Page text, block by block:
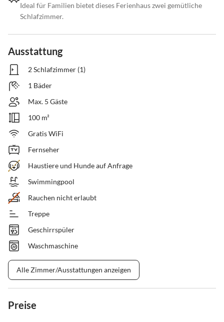
Ideal für Familien bietet dieses Ferienhaus zwei gemütliche
Schlafzimmer.
Ausstattung
2 Schlafzimmer (1)
1 Bäder
Max. 5 Gäste
100 m²
Gratis WiFi
Fernseher
Haustiere und Hunde auf Anfrage
Swimmingpool
Rauchen nicht erlaubt
Treppe
Geschirrspüler
Waschmaschine
Alle Zimmer/Ausstattungen anzeigen
Preise